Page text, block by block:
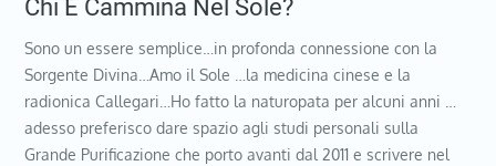
Chi È Cammina Nel Sole?
Sono un essere semplice…in profonda connessione con la
Sorgente Divina…Amo il Sole …la medicina cinese e la
radionica Callegari…Ho fatto la naturopata per alcuni anni …
adesso preferisco dare spazio agli studi personali sulla
Grande Purificazione che porto avanti dal 2011 e scrivere nel